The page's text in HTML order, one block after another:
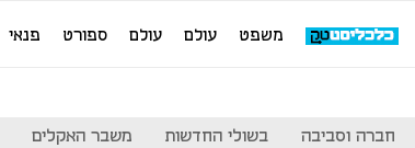
משפט עולם עולם ספורט פנאי
חברה וסביבה בשולי החדשות משבר האקלים